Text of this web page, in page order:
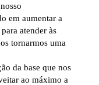
em aumentar a
atender às
tornarmos uma
da base que nos
ao máximo a